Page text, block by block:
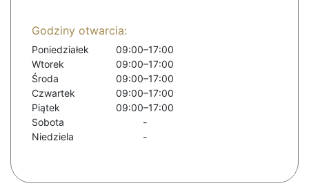
Godziny otwarcia:
Poniedziałek
09:00–17:00
Wtorek
09:00–17:00
Środa
09:00–17:00
Czwartek
09:00–17:00
Piątek
09:00–17:00
Sobota
-
Niedziela
-